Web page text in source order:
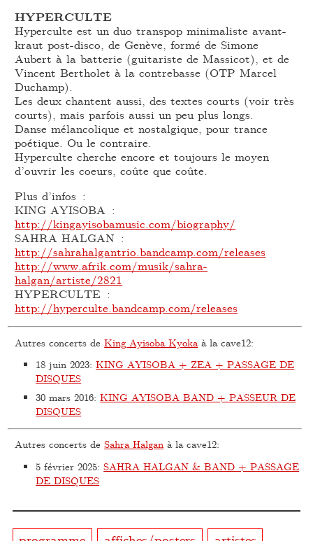
HYPERCULTE
Hyperculte est un duo transpop minimaliste avant-
kraut post-disco, de Genève, formé de Simone
Aubert à la batterie (guitariste de Massicot), et de
Vincent Bertholet à la contrebasse (OTP Marcel
Duchamp).
Les deux chantent aussi, des textes courts (voir très
courts), mais parfois aussi un peu plus longs.
Danse mélancolique et nostalgique, pour trance
poétique. Ou le contraire.
Hyperculte cherche encore et toujours le moyen
d’ouvrir les coeurs, coûte que coûte.
Plus d’infos :
KING AYISOBA :
http://kingayisobamusic.com/biography/
SAHRA HALGAN :
http://sahrahalgantrio.bandcamp.com/releases
http://www.afrik.com/musik/sahra-
halgan/artiste/2821
HYPERCULTE :
http://hyperculte.bandcamp.com/releases
Autres concerts deKing Ayisoba Kyokaà la cave12:
18 juin 2023:KING AYISOBA + ZEA + PASSAGE DE
DISQUES
30 mars 2016:KING AYISOBA BAND + PASSEUR DE
DISQUES
Autres concerts deSahra Halgan à la cave12:
5 février 2025:SAHRA HALGAN & BAND + PASSAGE
DE DISQUES